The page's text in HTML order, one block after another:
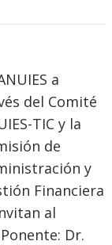
a
del Comité
TIC y la
de
y
Financiera
al
Dr.